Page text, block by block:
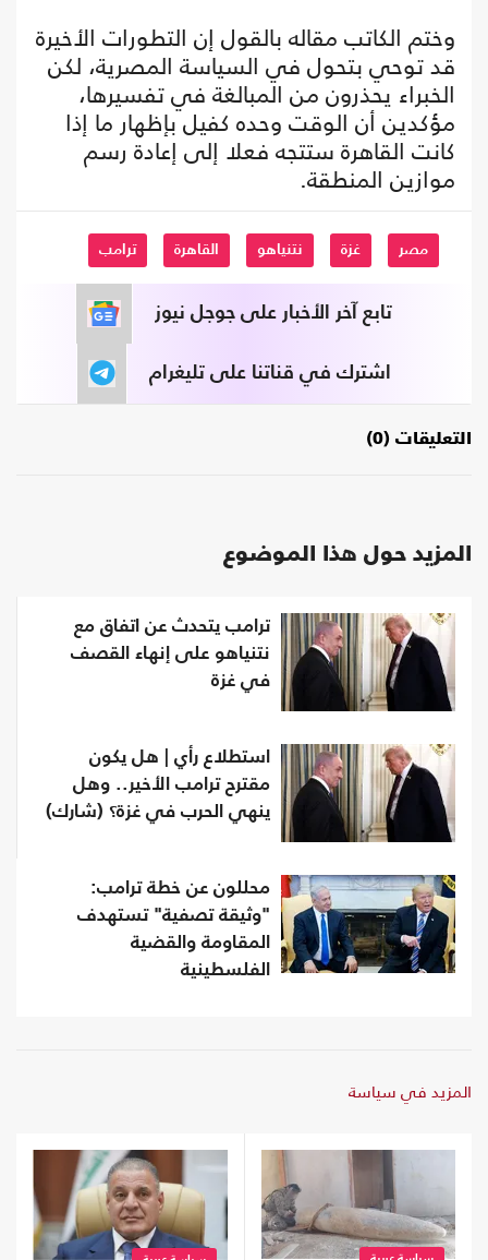
وختم الكاتب مقاله بالقول إن التطورات الأخيرة
قد توحي بتحول في السياسة المصرية، لكن
الخبراء يحذرون من المبالغة في تفسيرها،
مؤكدين أن الوقت وحده كفيل بإظهار ما إذا
كانت القاهرة ستتجه فعلا إلى إعادة رسم
موازين المنطقة.
مصر غزة نتنياهو القاهرة ترامب
تابع آخر الأخبار على جوجل نيوز
اشترك في قناتنا على تليغرام
التعليقات (0)
المزيد حول هذا الموضوع
ترامب يتحدث عن اتفاق مع
نتنياهو على إنهاء القصف
في غزة
استطلاع رأي | هل يكون
مقترح ترامب الأخير.. وهل
ينهي الحرب في غزة؟ (شارك)
محللون عن خطة ترامب:
"وثيقة تصفية" تستهدف
المقاومة والقضية
الفلسطينية
المزيد في سياسة